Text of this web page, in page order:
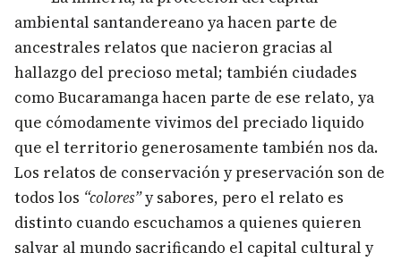
ambiental santandereano ya hacen parte de
ancestrales relatos que nacieron gracias al
hallazgo del precioso metal; también ciudades
como Bucaramanga hacen parte de ese relato, ya
que cómodamente vivimos del preciado liquido
que el territorio generosamente también nos da.
Los relatos de conservación y preservación son de
todos los “colores”y sabores, pero el relato es
distinto cuando escuchamos a quienes quieren
salvar al mundo sacrificando el capital cultural y